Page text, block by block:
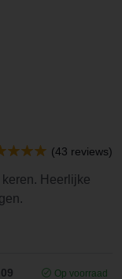
(43 reviews)
Heerlijke
Op voorraad